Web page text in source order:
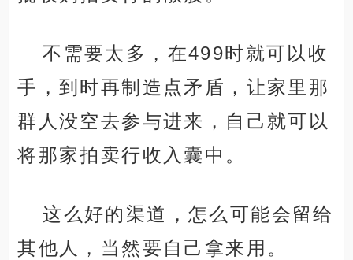
不需要太多，在499时就可以收
手，到时再制造点矛盾，让家里那
群人没空去参与进来，自己就可以
将那家拍卖行收入囊中。
这么好的渠道，怎么可能会留给
其他人，当然要自己拿来用。